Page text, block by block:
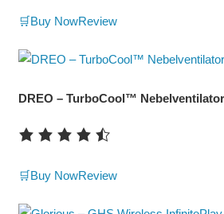
🛒Buy NowReview
DREO – TurboCool™
🛒Buy NowReview